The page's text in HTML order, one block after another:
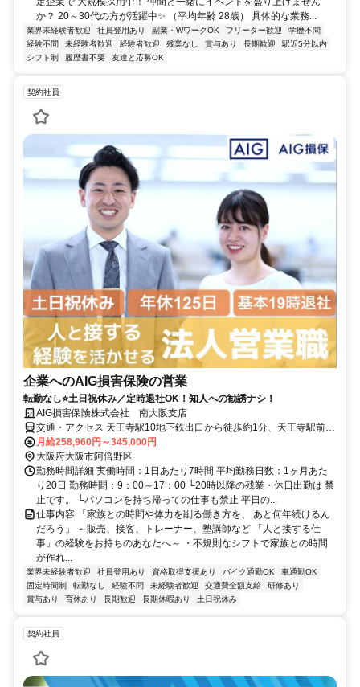
か？ 20～30代の方が活躍中✨ （平均年齢 28歳） 具体的な業務...
業界未経験者歓迎 社員登用あり 副業・WワークOK フリーター歓迎
学歴不問
経験不問
未経験者歓迎 経験者歓迎 残業なし 賞与あり 長期歓迎
駅近5分以内
シフト制
履歴書不要 友達と応募OK
契約社員
企業へのAIG損害保険の営業
転勤なし⭐土日祝休み／定時退社OK！知人への勧誘ナシ！
AIG損害保険株式会社 南大阪支店
交通・アクセス 天王寺駅10地下鉄出口から徒歩約1分、天王寺駅前駅
出口2出口から徒歩約1分
月給258,960円～345,000円
大阪府大阪市阿倍野区
勤務時間詳細 実働時間：1日あたり7時間 平均勤務日数：1ヶ月あた
り20日 勤務時間：9：00～17：00 └20時以降の残業・休日出勤は 禁
止です。 └パソコンを持ち帰っての仕事も禁止 平日の...
仕事内容 「家族との時間や体力を削る働き方を、 あと何年続けるん
だろう」 ～販売、接客、トレーナー、塾講師など 「人と接する仕
事」の経験をお持ちのあなたへ～ ・不規則なシフトで家族との時間
が作れ...
業界未経験者歓迎 社員登用あり 資格取得支援あり バイク通勤OK
車通勤OK
固定時間制
転勤なし 経験不問 未経験者歓迎 交通費全額支給
研修あり
賞与あり
育休あり 長期歓迎 長期休暇あり 土日祝休み
契約社員